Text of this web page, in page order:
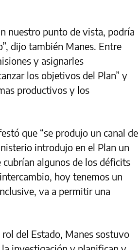
nuestro punto de vista, podría
dijo también Manes. Entre
y asignarles
los objetivos del Plan” y
productivos y los
que “se produjo un canal de
introdujo en el Plan un
cubrían algunos de los déficits
hoy tenemos un
va a permitir una
del Estado, Manes sostuvo